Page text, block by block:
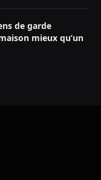
de garde
mieux qu’un